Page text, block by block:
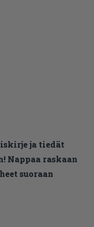
ja tiedät
Nappaa raskaan
suoraan